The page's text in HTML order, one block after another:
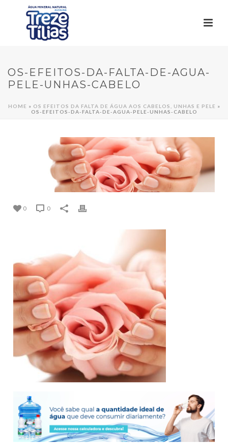
OS-EFEITOS-DA-FALTA-DE-AGUA-
PELE-UNHAS-CABELO
HOME » OS EFEITOS DA FALTA DE ÁGUA AOS CABELOS, UNHAS E PELE »
OS-EFEITOS-DA-FALTA-DE-AGUA-PELE-UNHAS-CABELO
0 0